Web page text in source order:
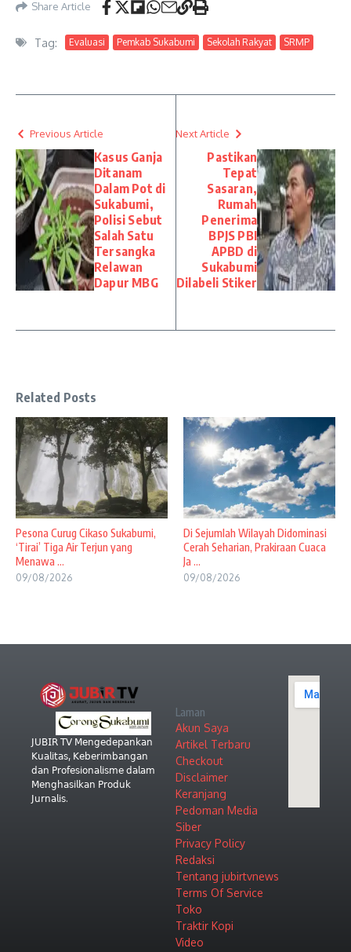
Share Article
Tag: Evaluasi Pemkab Sukabumi Sekolah Rakyat SRMP
Previous Article
Kasus Ganja
Ditanam
Dalam Pot di
Sukabumi,
Polisi Sebut
Salah Satu
Tersangka
Relawan
Dapur MBG
Next Article
Pastikan
Tepat
Sasaran,
Rumah
Penerima
BPJS PBI
APBD di
Sukabumi
Dilabeli Stiker
Related Posts
Pesona Curug Cikaso Sukabumi,
‘Tirai’ Tiga Air Terjun yang
Menawa ...
09/08/2026
Di Sejumlah Wilayah Didominasi
Cerah Seharian, Prakiraan Cuaca
Ja ...
09/08/2026
𝖩𝖴𝖡𝖨𝖱 𝖳𝖵 𝖬𝖾𝗇𝗀𝖾𝖽𝖾𝗉𝖺𝗇𝗄𝖺𝗇
𝖪𝗎𝖺𝗅𝗂𝗍𝖺𝗌, 𝖪𝖾𝖻𝖾𝗋𝗂𝗆𝖻𝖺𝗇𝗀𝖺𝗇
𝖽𝖺𝗇 𝖯𝗋𝗈𝖿𝖾𝗌𝗂𝗈𝗇𝖺𝗅𝗂𝗌𝗆𝖾 𝖽𝖺𝗅𝖺𝗆
𝖬𝖾𝗇𝗀𝗁𝖺𝗌𝗂𝗅𝗄𝖺𝗇 𝖯𝗋𝗈𝖽𝗎𝗄
𝖩𝗎𝗋𝗇𝖺𝗅𝗂𝗌.
Laman
Akun Saya
Artikel Terbaru
Checkout
Disclaimer
Keranjang
Pedoman Media
Siber
Privacy Policy
Redaksi
Tentang jubirtvnews
Terms Of Service
Toko
Traktir Kopi
Video